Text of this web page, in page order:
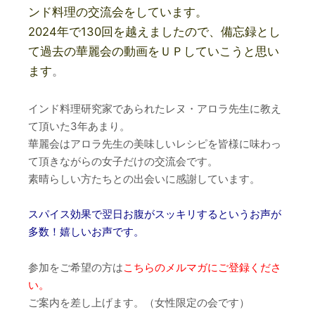
ンド料理の交流会をしています。
2024年で130回を越えましたので、備忘録とし
て過去の華麗会の動画をＵＰしていこうと思い
ます。
インド料理研究家であられたレヌ・アロラ先生に教え
て頂いた3年あまり。
華麗会はアロラ先生の美味しいレシピを皆様に味わっ
て頂きながらの女子だけの交流会です。
素晴らしい方たちとの出会いに感謝しています。
スパイス効果で翌日お腹がスッキリするというお声が
多数！嬉しいお声です。
参加をご希望の方はこちらのメルマガにご登録くださ
い。
ご案内を差し上げます。（女性限定の会です）